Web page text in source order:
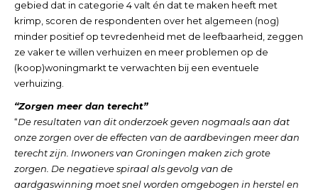
gebied dat in categorie 4 valt én dat te maken heeft met
krimp, scoren de respondenten over het algemeen (nog)
minder positief op tevredenheid met de leefbaarheid, zeggen
ze vaker te willen verhuizen en meer problemen op de
(koop)woningmarkt te verwachten bij een eventuele
verhuizing.
“Zorgen meer dan terecht”
“De resultaten van dit onderzoek geven nogmaals aan dat
onze zorgen over de effecten van de aardbevingen meer dan
terecht zijn. Inwoners van Groningen maken zich grote
zorgen. De negatieve spiraal als gevolg van de
aardgaswinning moet snel worden omgebogen in herstel en